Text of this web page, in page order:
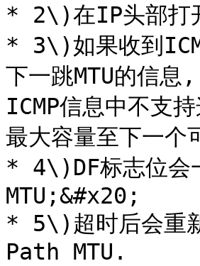
* 2\)在IP头部打
* 3\)如果收到
下一跳MTU的信
ICMP信息中不支
最大容量至下一
* 4\)DF标志位会
MTU;&#x20;
* 5\)超时后会重
Path MTU.